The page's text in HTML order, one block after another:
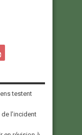
testent
de l’incident